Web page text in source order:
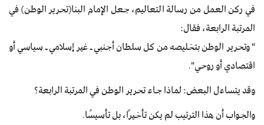
في ركن العمل من رسالة التعاليم، جعل الإمام البنا(تحرير الوطن) في
المرتبة الرابعة، فقال:
" وتحرير الوطن بتخليصه من كل سلطان أجنبي ـ غير إسلامي ـ سياسي أو
اقتصادي أو روحي".
وقد يتساءل البعض: لماذا جاء تحرير الوطن في المرتبة الرابعة؟
والجواب أن هذا الترتيب لم يكن تأخيرًا، بل تأسيسًا.